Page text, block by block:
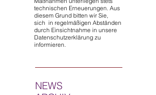
technischen Erneuerungen. Aus
diesem Grund bitten wir Sie,
sich in regelmäßigen Abständen
durch Einsichtnahme in unsere
Datenschutzerklärung zu
informieren.
NEWS